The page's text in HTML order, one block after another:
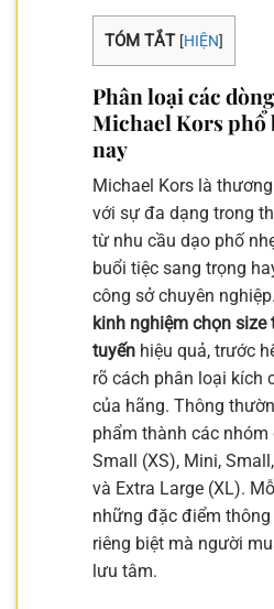
TÓM TẮT [HIỆN]
Phân loại các
Michael Kors phổ
nay
Michael Kors là
với sự đa dạng trong
từ nhu cầu dạo phố
buổi tiệc sang trọng
công sở chuyên
kinh nghiệm chọn
tuyến hiệu quả, trước
rõ cách phân loại kích
của hãng. Thông
phẩm thành các nhóm
Small (XS), Mini,
và Extra Large (XL).
những đặc điểm
riêng biệt mà người
lưu tâm.